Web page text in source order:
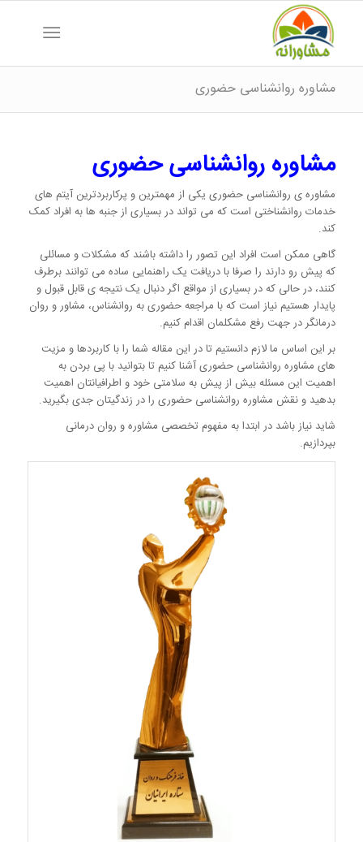
مشاوره روانشناسی حضوری
مشاوره روانشناسی حضوری
مشاوره ی روانشناسی حضوری یکی از مهمترین و پرکاربردترین آیتم های
خدمات روانشناختی است که می تواند در بسیاری از جنبه ها به افراد کمک
کند.
گاهی ممکن است افراد این تصور را داشته باشند که مشکلات و مسائلی
که پیش رو دارند را صرفا با دریافت یک راهنمایی ساده می توانند برطرف
کنند، در حالی که در بسیاری از مواقع اگر دنبال یک نتیجه ی قابل قبول و
پایدار هستیم نیاز است که با مراجعه حضوری به روانشناس، مشاور و روان
درمانگر در جهت رفع مشکلمان اقدام کنیم.
بر این اساس ما لازم دانستیم تا در این مقاله شما را با کاربردها و مزیت
های مشاوره روانشناسی حضوری آشنا کنیم تا بتوانید با پی بردن به
اهمیت این مسئله بیش از پیش به سلامتی خود و اطرافیانتان اهمیت
بدهید و نقش مشاوره روانشناسی حضوری را در زندگیتان جدی بگیرید.
شاید نیاز باشد در ابتدا به مفهوم تخصصی مشاوره و روان درمانی
بپردازیم.